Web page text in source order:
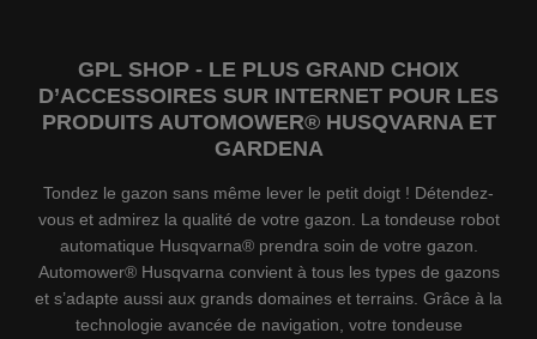
GPL SHOP - LE PLUS GRAND CHOIX
D’ACCESSOIRES SUR INTERNET POUR LES
PRODUITS AUTOMOWER® HUSQVARNA ET
GARDENA
Tondez le gazon sans même lever le petit doigt ! Détendez-
vous et admirez la qualité de votre gazon. La tondeuse robot
automatique Husqvarna® prendra soin de votre gazon.
Automower® Husqvarna convient à tous les types de gazons
et s’adapte aussi aux grands domaines et terrains. Grâce à la
technologie avancée de navigation, votre tondeuse